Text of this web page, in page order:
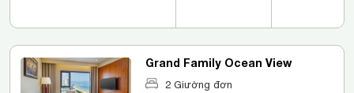
Grand Family Ocean View
2 Giường đơn